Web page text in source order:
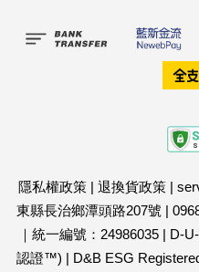
隱私權政策| 退換貨政策|
東縣長治鄉潭頭路207號 |
｜統一編號：24986035| D-
認證™) | D&B ESG